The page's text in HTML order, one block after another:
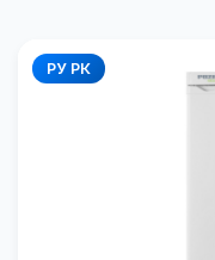
РУ РК